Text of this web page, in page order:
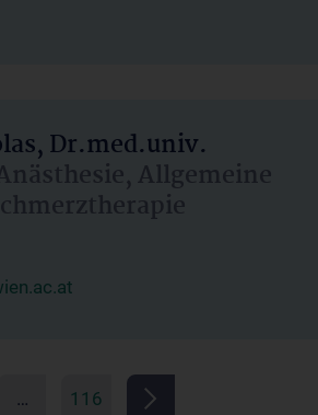
Dr.med.univ.
Allgemeine
… 116